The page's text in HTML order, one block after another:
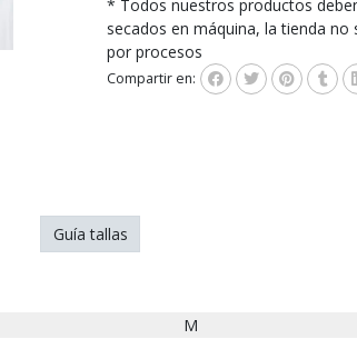
* Todos nuestros productos
secados en máquina, la tienda
por procesos
Compartir en:
M
Guía tallas